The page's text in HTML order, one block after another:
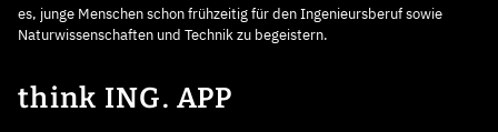
es, junge Menschen schon frühzeitig für den Ingenieursberuf sowie
Naturwissenschaften und Technik zu begeistern.
think ING. APP